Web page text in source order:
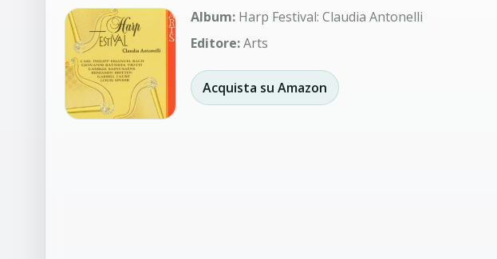
Album: Harp Festival: Claudia Antonelli
Editore:Arts
Acquista su Amazon